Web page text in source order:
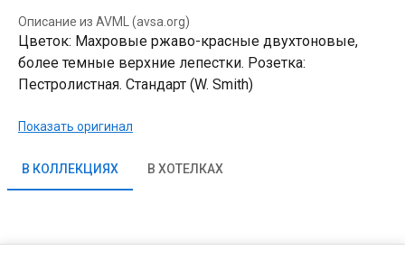
Описание из AVML (avsa.org)
Цветок: Махровые ржаво-красные двухтоновые,
более темные верхние лепестки. Розетка:
Пестролистная. Стандарт (W. Smith)
Показать оригинал
В КОЛЛЕКЦИЯХ В ХОТЕЛКАХ